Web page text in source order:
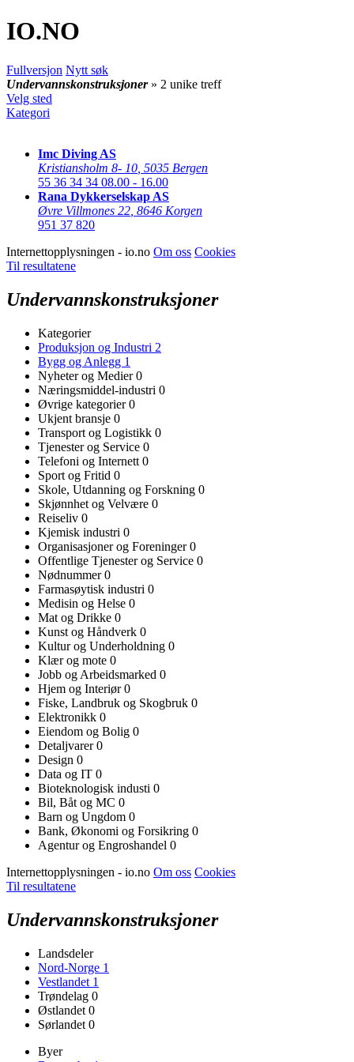
IO.NO
Fullversjon Nytt søk
Undervannskonstruksjoner » 2 unike treff
Velg sted
Kategori
Imc Diving AS
Kristiansholm 8- 10 5035 Bergen
55 36 34 34 08.00 - 16.00
Rana Dykkerselskap AS
Øvre Villmones 22 8646 Korgen
951 37 820
Internettopplysningen - io.no Om oss Cookies
Til resultatene
Undervannskonstruksjoner
Kategorier
Produksjon og Industri 2
Bygg og Anlegg 1
Nyheter og Medier0
Næringsmiddel-industri 0
Øvrige kategorier0
Ukjent bransje 0
Transport og Logistikk 0
Tjenester og Service 0
Telefoni og Internett 0
Sport og Fritid 0
Skole, Utdanning og Forskning 0
Skjønnhet og Velvære 0
Reiseliv 0
Kjemisk industri 0
Organisasjoner og Foreninger0
Offentlige Tjenester og Service 0
Nødnummer0
Farmasøytisk industri 0
Medisin og Helse 0
Mat og Drikke 0
Kunst og Håndverk 0
Kultur og Underholdning 0
Klær og mote 0
Jobb og Arbeidsmarked 0
Hjem og Interiør0
Fiske, Landbruk og Skogbruk 0
Elektronikk 0
Eiendom og Bolig 0
Detaljvarer0
Design 0
Data og IT 0
Bioteknologisk industi 0
Bil, Båt og MC 0
Barn og Ungdom 0
Bank, Økonomi og Forsikring 0
Agentur og Engroshandel 0
Internettopplysningen - io.no Om oss Cookies
Til resultatene
Undervannskonstruksjoner
Landsdeler
Nord-Norge 1
Vestlandet 1
Trøndelag 0
Østlandet 0
Sørlandet 0
Byer